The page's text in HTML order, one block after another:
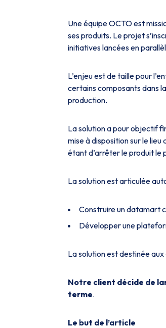
Une équipe OCTO est
ses produits. Le projet
initiatives lancées en
L’enjeu est de taille pour
certains composants dans
production.
La solution a pour objectif
mise à disposition sur le
étant d’arrêter le produit le
La solution est articulée
Construire un datamart
Développer une
La solution est destinée
Notre client décide de
terme.
Le but de l’article